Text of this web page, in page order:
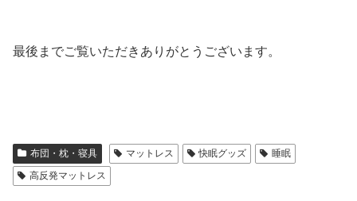
最後までご覧いただきありがとうございます。
布団・枕・寝具 マットレス 快眠グッズ
睡眠
高反発マットレス